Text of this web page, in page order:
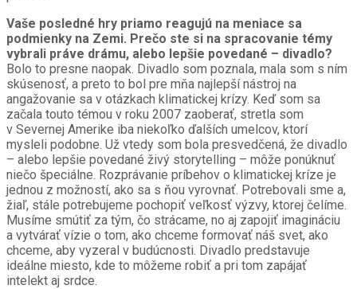
Vaše posledné hry priamo reagujú na meniace sa
podmienky na Zemi. Prečo ste si na spracovanie témy
vybrali práve drámu, alebo lepšie povedané – divadlo?
Bolo to presne naopak. Divadlo som poznala, mala som s ním
skúsenosť, a preto to bol pre mňa najlepší nástroj na
angažovanie sa v otázkach klimatickej krízy. Keď som sa
začala touto témou v roku 2007 zaoberať, stretla som
v Severnej Amerike iba niekoľko ďalších umelcov, ktorí
mysleli podobne. Už vtedy som bola presvedčená, že divadlo
– alebo lepšie povedané živý storytelling – môže ponúknuť
niečo špeciálne. Rozprávanie príbehov o klimatickej kríze je
jednou z možností, ako sa s ňou vyrovnať. Potrebovali sme a,
žiaľ, stále potrebujeme pochopiť veľkosť výzvy, ktorej čelíme.
Musíme smútiť za tým, čo strácame, no aj zapojiť imagináciu
a vytvárať vízie o tom, ako chceme formovať náš svet, ako
chceme, aby vyzeral v budúcnosti. Divadlo predstavuje
ideálne miesto, kde to môžeme robiť a pri tom zapájať
intelekt aj srdce.